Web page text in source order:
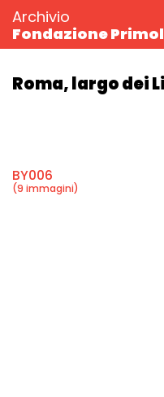
Archivio
Fondazione
Roma, largo dei
BY006
(9 immagini)